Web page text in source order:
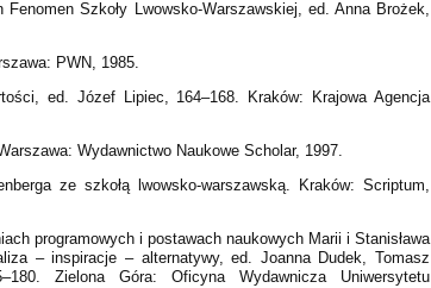
Szkoły Lwowsko-Warszawskiej, ed. Anna Brożek,
PWN, 1985.
ed. Józef Lipiec, 164–168. Kraków: Krajowa Agencja
Wydawnictwo Naukowe Scholar, 1997.
ze szkołą lwowsko-warszawską. Kraków: Scriptum,
programowych i postawach naukowych Marii i Stanisława
– inspiracje – alternatywy, ed. Joanna Dudek, Tomasz
Zielona Góra: Oficyna Wydawnicza Uniwersytetu